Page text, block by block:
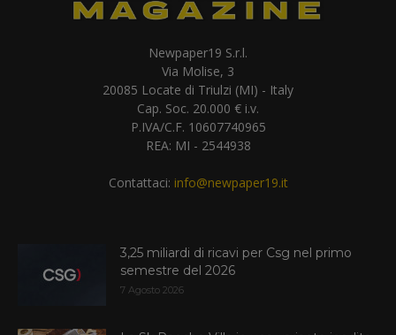
Newpaper19 S.r.l.
Via Molise, 3
20085 Locate di Triulzi (MI) - Italy
Cap. Soc. 20.000 € i.v.
P.IVA/C.F. 10607740965
REA: MI - 2544938
Contattaci: info@newpaper19.it
3,25 miliardi di ricavi per Csg nel primo
semestre del 2026
7 Agosto 2026